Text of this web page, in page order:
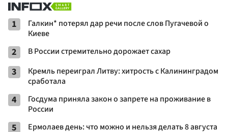
1
Галкин* потерял дар речи после слов Пугачевой о
Киеве
2 В России стремительно дорожает сахар
3
Кремль переиграл Литву: хитрость с Калининградом
сработала
4
Госдума приняла закон о запрете на проживание в
России
5 Ермолаев день: что можно и нельзя делать 8 августа